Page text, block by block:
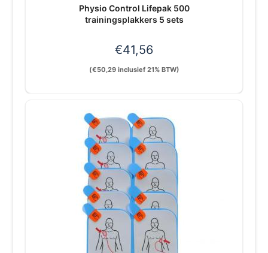
Physio Control Lifepak 500
trainingsplakkers 5 sets
€41,56
(€50,29inclusief 21% BTW)